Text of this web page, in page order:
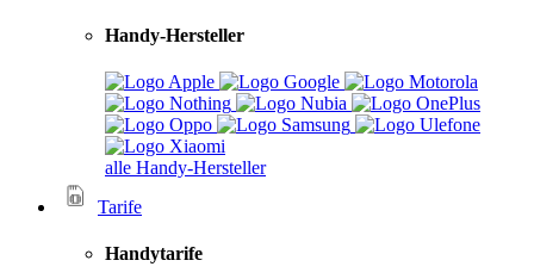
Handy-Hersteller
alle Handy-Hersteller
Tarife
Handytarife